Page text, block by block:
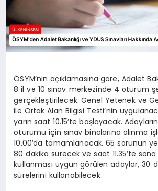
ÖSYM’nin açıklamasına göre, Adalet
8 il ve 10 sınav merkezinde 4 oturum
gerçekleştirilecek. Genel Yetenek ve
ile Ortak Alan Bilgisi Testi’nin
yarın saat 10.15’te başlayacak.
oturumu için sınav binalarına alınma
10.00’da tamamlanacak. 65 sorunun
80 dakika sürecek ve saat 11.35’te
kullanması uygun görülen adaylar, 30
sürelerini kullanabilecek.